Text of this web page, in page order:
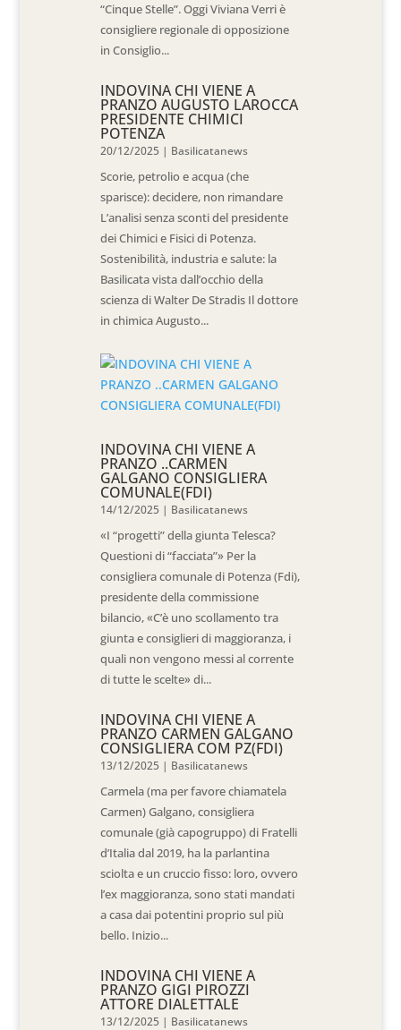
“Cinque Stelle”. Oggi Viviana Verri è
consigliere regionale di opposizione
in Consiglio...
INDOVINA CHI VIENE A
PRANZO AUGUSTO LAROCCA
PRESIDENTE CHIMICI
POTENZA
20/12/2025 | Basilicatanews
Scorie, petrolio e acqua (che
sparisce): decidere, non rimandare
L’analisi senza sconti del presidente
dei Chimici e Fisici di Potenza.
Sostenibilità, industria e salute: la
Basilicata vista dall’occhio della
scienza di Walter De Stradis Il dottore
in chimica Augusto...
INDOVINA CHI VIENE A
PRANZO ..CARMEN
GALGANO CONSIGLIERA
COMUNALE(FDI)
14/12/2025 | Basilicatanews
«I “progetti” della giunta Telesca?
Questioni di “facciata”» Per la
consigliera comunale di Potenza (Fdi),
presidente della commissione
bilancio, «C’è uno scollamento tra
giunta e consiglieri di maggioranza, i
quali non vengono messi al corrente
di tutte le scelte» di...
INDOVINA CHI VIENE A
PRANZO CARMEN GALGANO
CONSIGLIERA COM PZ(FDI)
13/12/2025 | Basilicatanews
Carmela (ma per favore chiamatela
Carmen) Galgano, consigliera
comunale (già capogruppo) di Fratelli
d’Italia dal 2019, ha la parlantina
sciolta e un cruccio fisso: loro, ovvero
l’ex maggioranza, sono stati mandati
a casa dai potentini proprio sul più
bello. Inizio...
INDOVINA CHI VIENE A
PRANZO GIGI PIROZZI
ATTORE DIALETTALE
13/12/2025 | Basilicatanews